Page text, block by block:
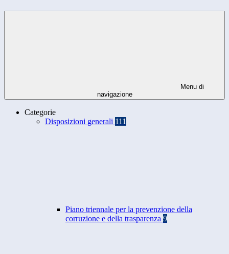
Menu di
navigazione
Categorie
Disposizioni generali 111
Piano triennale per la prevenzione della
corruzione e della trasparenza 9